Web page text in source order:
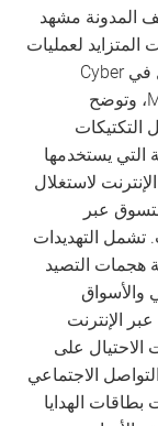
المدونة مشهد
المتزايد لعمليات
الاحتيال في Cyber
Monday، وتوضح
التكتيكات
التي يستخدمها
لاستغلال
عبر
تشمل التهديدات
هجمات التصيد
والأسواق
الإنترنت
الاحتيال على
الاجتماعي
بطاقات الهدايا